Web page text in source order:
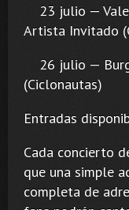
23 julio —
Artista Invitado
26 julio —
(Ciclonautas)
Entradas
Cada concierto
que una simple
completa de